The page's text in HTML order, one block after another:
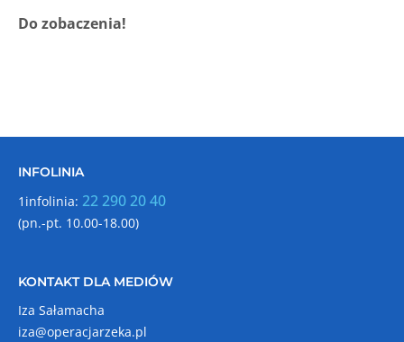
Do zobaczenia!
INFOLINIA
1infolinia: 22 290 20 40
(pn.-pt. 10.00-18.00)
KONTAKT DLA MEDIÓW
Iza Sałamacha
iza@operacjarzeka.pl